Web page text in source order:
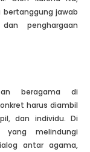
jawab
penghargaan
beragama di
harus diambil
dan individu. Di
yang melindungi
antar agama,